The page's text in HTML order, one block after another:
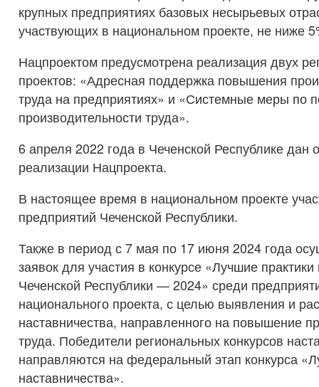
крупных предприятиях базовых несырьевых
участвующих в национальном проекте, не ниже
Нацпроектом предусмотрена реализация двух
проектов: «Адресная поддержка повышения
труда на предприятиях» и «Системные меры по
производительности труда».
6 апреля 2022 года в Чеченской Республике дан
реализации Нацпроекта.
В настоящее время в национальном проекте
предприятий Чеченской Республики.
Также в период с 7 мая по 17 июня 2024 года
заявок для участия в конкурсе «Лучшие практики
Чеченской Республики — 2024» среди
национального проекта, с целью выявления и
наставничества, направленного на повышение
труда. Победители региональных конкурсов
направляются на федеральный этап конкурса
наставничества».